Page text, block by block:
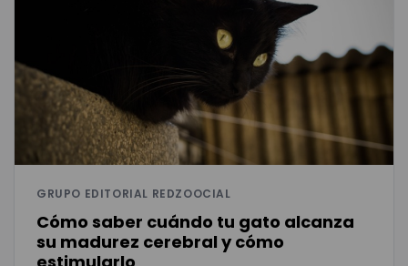
GRUPO EDITORIAL REDZOOCIAL
Cómo saber cuándo tu gato alcanza
su madurez cerebral y cómo